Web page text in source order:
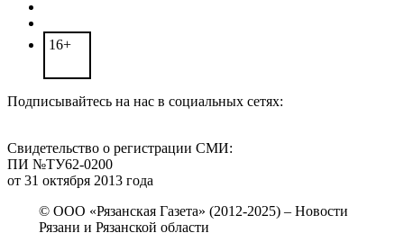
16+
Подписывайтесь на нас в социальных сетях:
Свидетельство о регистрации СМИ:
ПИ №ТУ62-0200
от 31 октября 2013 года
© ООО «Рязанская Газета» (2012-2025) – Новости
Рязани и Рязанской области